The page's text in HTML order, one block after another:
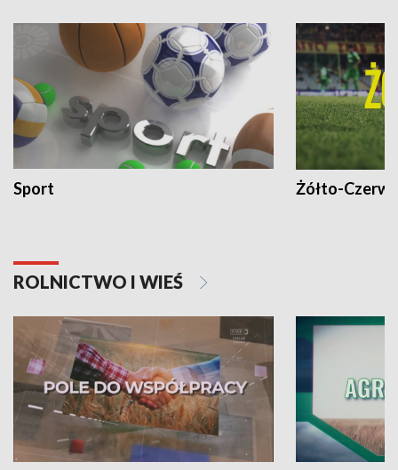
Sport Żółto-
ROLNICTWO I WIEŚ